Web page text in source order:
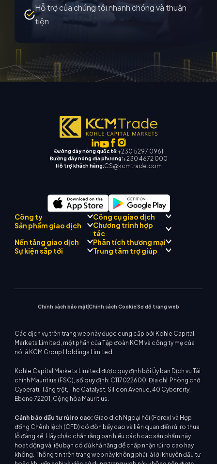
Hỗ trợ của chúng tôi nhanh chóng và thuận
tiện
Đường dây nóng quốc tế:+230 5297 0961
Đường dây nóng địa phương:+230 4672 000
Hỗ trợ khách hàng:CS@kcmtrade.com
Công ty
Giới thiệu về
Đội
Drift
Triết lý công ty
Công cụ giao dịch
Cố vấn AI thương mại
KCM
Trung tâm tín hiệu thương
mại KCM
Sản phẩm giao dịch
Forex
Kim loại quý
Năng lượng
Chương trình hợp
tác
Giới thiệu Chương trình môi
Nền tảng giao dịch
MetaTrader 4
Phân tích thương mại
Nhóm phân tích thị trường
Sự kiện sắp tới Trung tâm trợ giúp
Chính sách bảo mậtChính sách CookieSơ đồ trang web
Các dịch vụ trên trang web này được cung cấp bởi Kohle Capital
Markets Limited, một phần của Tập đoàn KCM và công ty mẹ của
nó là KCM Group Holdings Limited.
Kohle Capital Markets Limited được quy định bởi Ủy ban Dịch vụ Tài
chính Mauritius (FSC), số quy định: C117022600. Địa chỉ: Phòng chờ
Cyberati, Tầng trệt, The Catalyst, Silicon Avenue, 40 Cybercity,
Ebene 72201, Cộng hòa Mauritius.
Cảnh báo đầu tư rủi ro cao: Giao dịch Ngoại hối (Forex) và Hợp
đồng Chênh lệch (CFD) có đòn bẩy cao và liên quan đến rủi ro thua
lỗ đáng kể. Hãy chắc chắn rằng bạn hiểu cách các sản phẩm này
hoạt động và liệu bạn có đủ khả năng để chấp nhận rủi ro cao hay
không. Thông tin trên trang web này không phải là lời khuyên đầu tư